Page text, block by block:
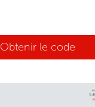
Obtenir le code